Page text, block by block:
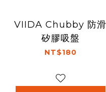
VIIDA Chubby 防滑
矽膠吸盤
NT$180